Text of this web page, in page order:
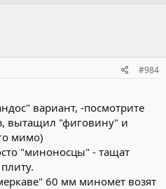
#984
вариант, -посмотрите
вытащил "фиговину" и
мимо)
"миноносцы" - тащат
60 мм миномет возят